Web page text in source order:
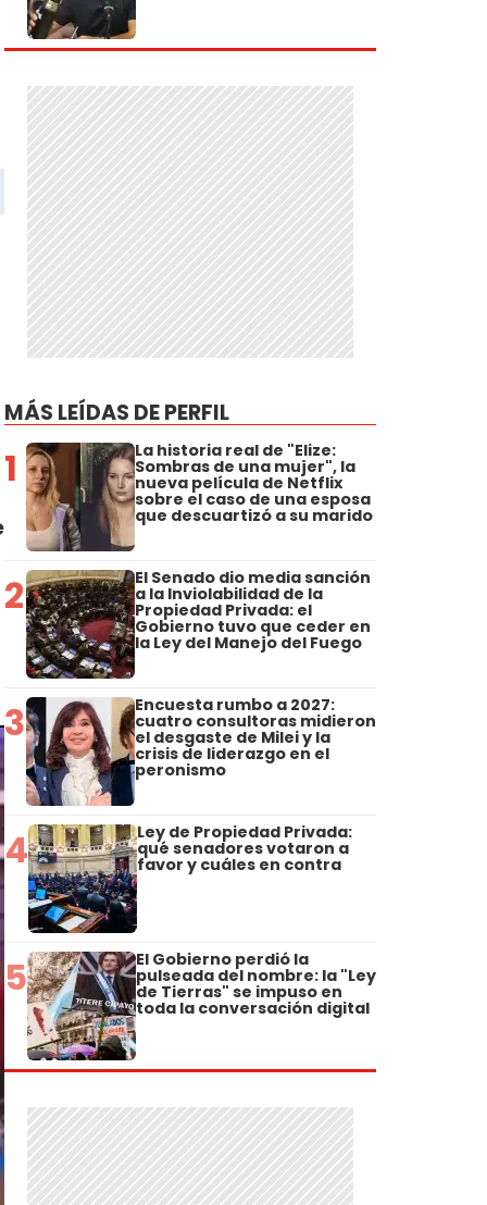
MÁS LEÍDAS DE PERFIL
1 La historia real de "Elize:
Sombras de una mujer", la
nueva película de Netflix
sobre el caso de una esposa
que descuartizó a su marido
2 El Senado dio media sanción
a la Inviolabilidad de la
Propiedad Privada: el
Gobierno tuvo que ceder en
la Ley del Manejo del Fuego
3 Encuesta rumbo a 2027:
cuatro consultoras midieron
el desgaste de Milei y la
crisis de liderazgo en el
peronismo
4 Ley de Propiedad Privada:
qué senadores votaron a
favor y cuáles en contra
5 El Gobierno perdió la
pulseada del nombre: la "Ley
de Tierras" se impuso en
toda la conversación digital